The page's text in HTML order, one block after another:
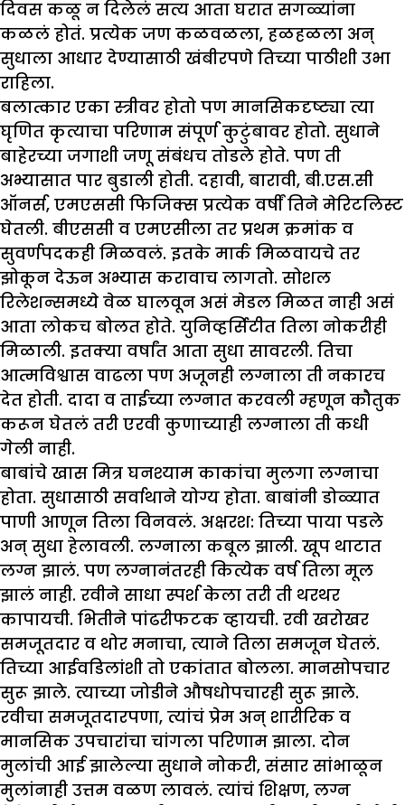
दिवस कळू न दिलेलं सत्य आता घरात सगळ्यांना
कळलं होतं. प्रत्येक जण कळवळला, हळहळला अन्
सुधाला आधार देण्यासाठी खंबीरपणे तिच्या पाठीशी उभा
राहिला.
बलात्कार एका स्त्रीवर होतो पण मानसिकदृष्ट्या त्या
घृणित कृत्याचा परिणाम संपूर्ण कुटुंबावर होतो. सुधाने
बाहेरच्या जगाशी जणू संबंधच तोडले होते. पण ती
अभ्यासात पार बुडाली होती. दहावी, बारावी, बी.एस.सी
ऑनर्स, एमएससी फिजिक्स प्रत्येक वर्षीं तिने मेरिटलिस्ट
घेतली. बीएससी व एमएसीला तर प्रथम क्रमांक व
सुवर्णपदकही मिळवलं. इतके मार्क मिळवायचे तर
झोकून देऊन अभ्यास करावाच लागतो. सोशल
रिलेशन्समध्ये वेळ घालवून असं मेडल मिळत नाही असं
आता लोकच बोलत होते. युनिव्हर्सिटीत तिला नोकरीही
मिळाली. इतक्या वर्षांत आता सुधा सावरली. तिचा
आत्मविश्वास वाढला पण अजूनही लग्नाला ती नकारच
देत होती. दादा व ताईच्या लग्नात करवली म्हणून कौतुक
करून घेतलं तरी एरवी कुणाच्याही लग्नाला ती कधी
गेली नाही.
बाबांचे खास मित्र घनश्याम काकांचा मुलगा लग्नाचा
होता. सुधासाठी सर्वाथाने योग्य होता. बाबांनी डोळ्यात
पाणी आणून तिला विनवलं. अक्षरश: तिच्या पाया पडले
अन् सुधा हेलावली. लग्नाला कबूल झाली. खूप थाटात
लग्न झालं. पण लग्नानंतरही कित्येक वर्ष तिला मूल
झालं नाही. रवीने साधा स्पर्श केला तरी ती थरथर
कापायची. भितीने पांढरीफटक व्हायची. रवी खरोखर
समजूतदार व थोर मनाचा, त्याने तिला समजून घेतलं.
तिच्या आईवडिलांशी तो एकांतात बोलला. मानसोपचार
सुरू झाले. त्याच्या जोडीने औषधोपचारही सुरू झाले.
रवीचा समजूतदारपणा, त्यांचं प्रेम अन् शारीरिक व
मानसिक उपचारांचा चांगला परिणाम झाला. दोन
मुलांची आई झालेल्या सुधाने नोकरी, संसार सांभाळून
मुलांनाही उत्तम वळण लावलं. त्यांचं शिक्षण, लग्न